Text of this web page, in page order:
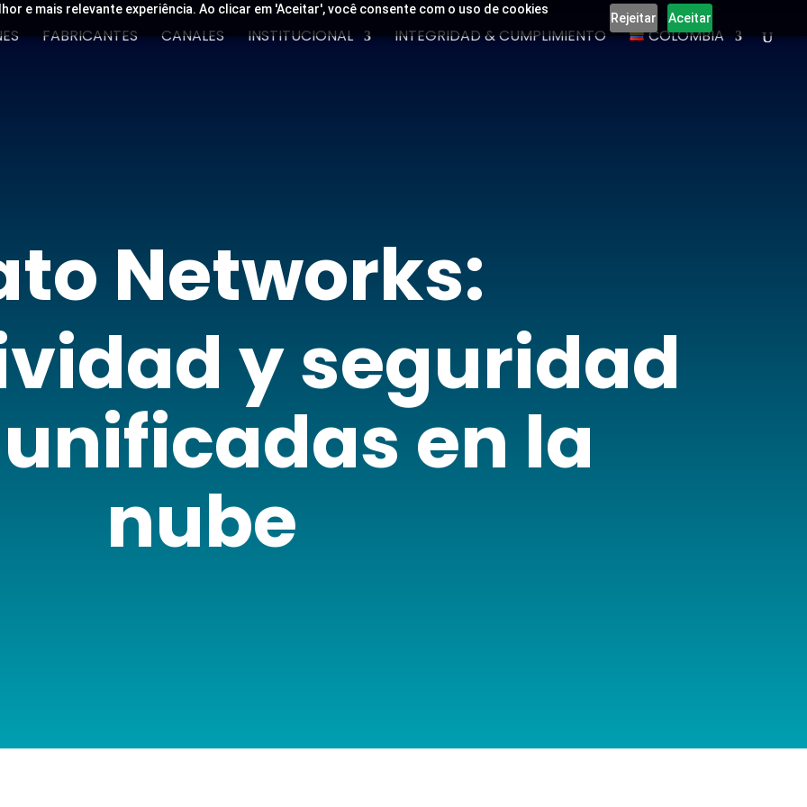
e mais relevante experiência. Ao clicar em 'Aceitar', você consente com o uso de cookies
Rejeitar Aceitar
FABRICANTES CANALES INSTITUCIONAL INTEGRIDAD & CUMPLIMIENTO COLOMBIA
Networks:
y seguridad
unificadas en la
nube